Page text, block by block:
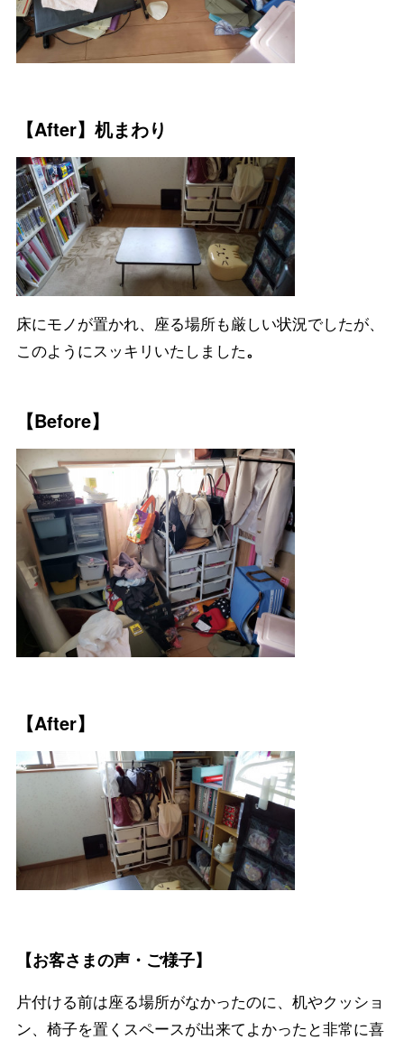
【After】机まわり
床にモノが置かれ、座る場所も厳しい状況でしたが、
このようにスッキリいたしました。
【Before】
【After】
【お客さまの声・ご様子】
片付ける前は座る場所がなかったのに、机やクッショ
ン、椅子を置くスペースが出来てよかったと非常に喜